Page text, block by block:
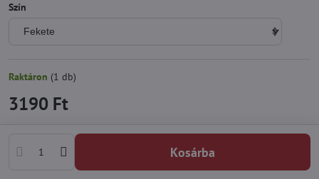
Szín
Raktáron (1 db)
3190 Ft
Kosárba